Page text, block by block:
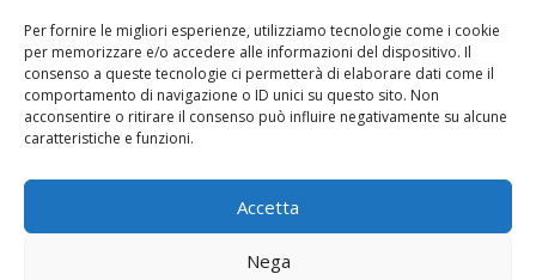
Per fornire le migliori esperienze, utilizziamo tecnologie come i cookie
per memorizzare e/o accedere alle informazioni del dispositivo. Il
consenso a queste tecnologie ci permetterà di elaborare dati come il
comportamento di navigazione o ID unici su questo sito. Non
acconsentire o ritirare il consenso può influire negativamente su alcune
caratteristiche e funzioni.
Accetta
Nega
Vaccini SOS Pediatra